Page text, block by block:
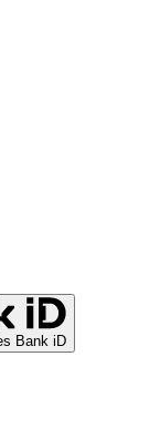
Bank iD